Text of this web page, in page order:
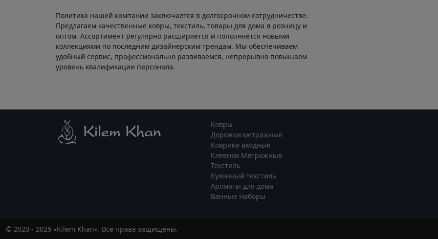
Политика нашей компании заключается в долгосрочном сотрудничестве.
Предлагаем качественные ковры, текстиль, товары для дома в розницу и
оптом. Ассортимент регулярно расширяется и пополняется новыми
коллекциями по последним дизайнерским трендам. Мы обеспечиваем
удобный сервис, профессионально развиваемся, непрерывно повышаем
уровень квалификации персонала.
Ковры
Дорожки метражные
Коврики входные
Клеенки Метражные
Текстиль
Кухонный текстиль
Ароматы для дома
Ванные Наборы
© 2020 - 2026 «Kilem Khan». Все права защищены.